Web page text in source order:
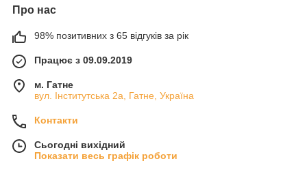
Про нас
98% позитивних з 65 відгуків за рік
Працює з 09.09.2019
м. Гатне
вул. Інститутська 2а, Гатне, Україна
Контакти
Сьогодні вихідний
Показати весь графік роботи